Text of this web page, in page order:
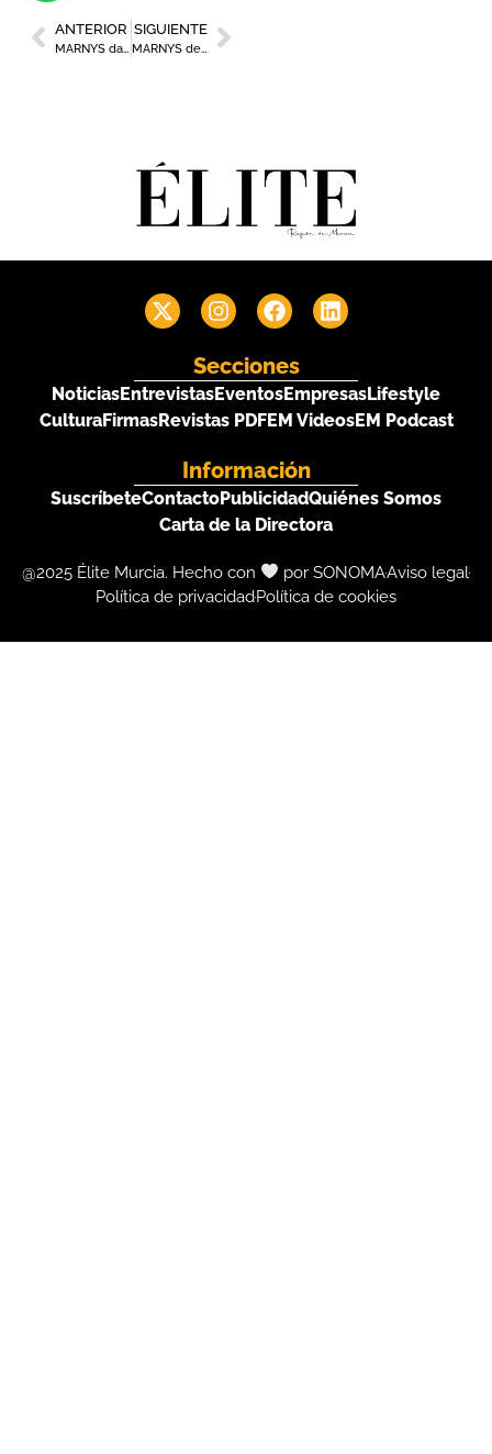
ANTERIOR
MARNYS da a conocer su línea de aceites esenciales y aceites cosméticos
SIGUIENTE
MARNYS destina cerca de 1,5 millones de euros cada año a I+D+i
Secciones
NoticiasEntrevistasEventosEmpresasLifestyle
CulturaFirmasRevistas PDFEM VideosEM Podcast
Información
SuscríbeteContactoPublicidadQuiénes Somos
Carta de la Directora
@2025 Élite Murcia. Hecho con por SONOMAAviso legal
Política de privacidadPolítica de cookies